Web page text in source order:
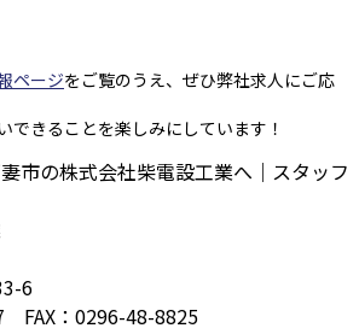
ページをご覧のうえ、ぜひ弊社求人にご応
できることを楽しみにしています！
市の株式会社柴電設工業へ｜スタッフ
6
FAX：0296-48-8825